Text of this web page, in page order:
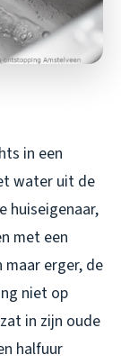
in een
water uit de
huiseigenaar,
met een
erger, de
niet op
in zijn oude
halfuur